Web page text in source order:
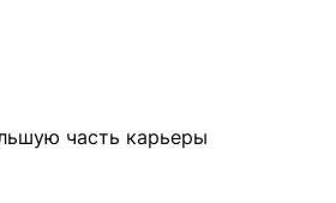
часть карьеры